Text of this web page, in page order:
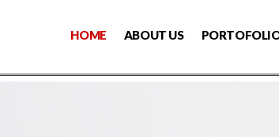
HOME ABOUT US